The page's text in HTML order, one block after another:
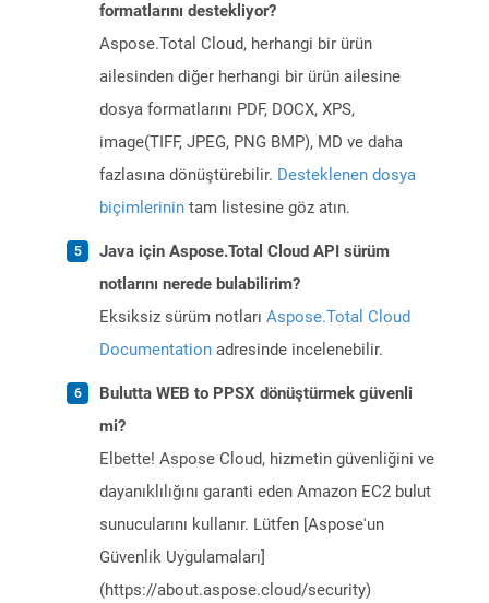
formatlarını destekliyor?
Aspose.Total Cloud, herhangi bir ürün
ailesinden diğer herhangi bir ürün ailesine
dosya formatlarını PDF, DOCX, XPS,
image(TIFF, JPEG, PNG BMP), MD ve daha
fazlasına dönüştürebilir. Desteklenen dosya
biçimlerinin tam listesine göz atın.
Java için Aspose.Total Cloud API sürüm
notlarını nerede bulabilirim?
Eksiksiz sürüm notları Aspose.Total Cloud
Documentation adresinde incelenebilir.
Bulutta WEB to PPSX dönüştürmek güvenli
mi?
Elbette! Aspose Cloud, hizmetin güvenliğini ve
dayanıklılığını garanti eden Amazon EC2 bulut
sunucularını kullanır. Lütfen [Aspose'un
Güvenlik Uygulamaları]
(https://about.aspose.cloud/security)